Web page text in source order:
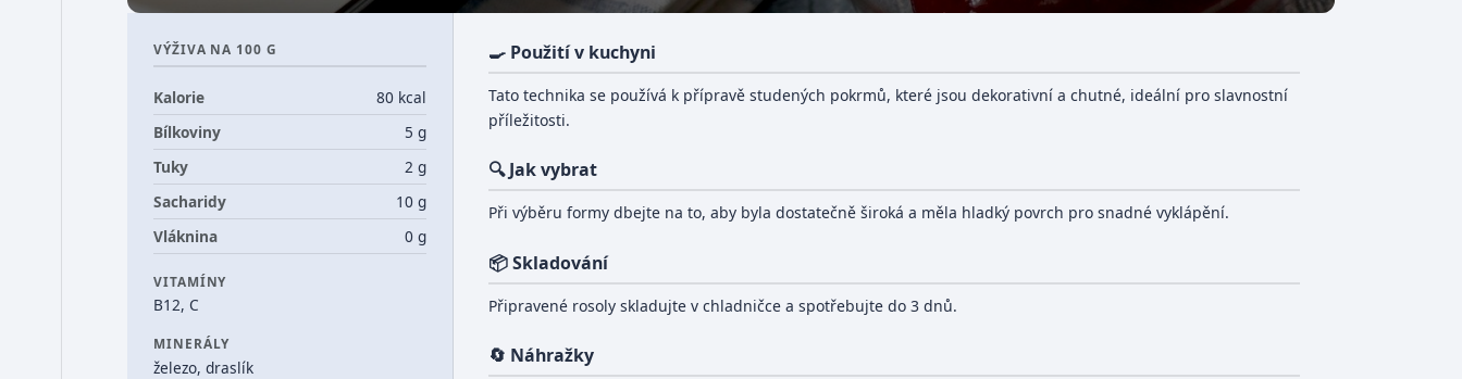
VÝŽIVA NA 100 G
Kalorie
80 kcal
Bílkoviny
5 g
Tuky
2 g
Sacharidy
10 g
Vláknina
0 g
VITAMÍNY
B12, C
MINERÁLY
železo, draslík
🍳 Použití v kuchyni
Tato technika se používá k přípravě studených pokrmů, které jsou dekorativní a chutné, ideální pro slavnostní
příležitosti.
🔍 Jak vybrat
Při výběru formy dbejte na to, aby byla dostatečně široká a měla hladký povrch pro snadné vyklápění.
📦 Skladování
Připravené rosoly skladujte v chladničce a spotřebujte do 3 dnů.
🔄 Náhražky